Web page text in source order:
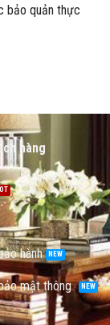
bảo quản thực
hàng
hành
mật thông